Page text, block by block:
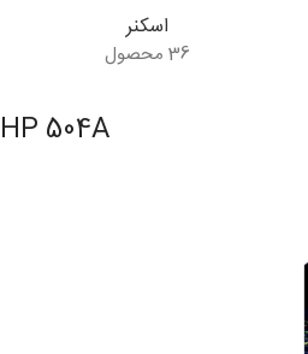
اسکنر
36 محصول
HP 504A